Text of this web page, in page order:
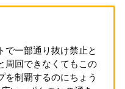
で一部通り抜け禁止と
周回できなくてもこの
を制覇するのにちょう